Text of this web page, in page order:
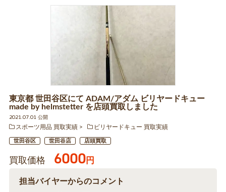
東京都 世田谷区にて ADAM/アダム ビリヤードキュー
made by helmstetter を店頭買取しました
2021.07.01 公開
スポーツ用品 買取実績
ビリヤードキュー 買取実績
世田谷区 世田谷店 店頭買取
買取価格 6000円
担当バイヤーからのコメント